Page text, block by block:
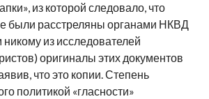
из которой следовало, что
были расстреляны органами НКВД
никому из исследователей
оригиналы этих документов
что это копии. Степень
политикой «гласности»